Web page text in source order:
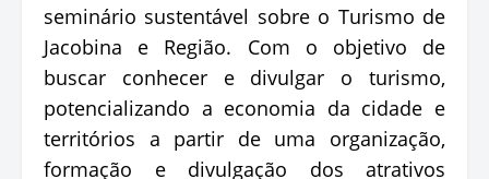
seminário sustentável sobre o Turismo de
Jacobina e Região. Com o objetivo de
buscar conhecer e divulgar o turismo,
potencializando a economia da cidade e
territórios a partir de uma organização,
formação e divulgação dos atrativos